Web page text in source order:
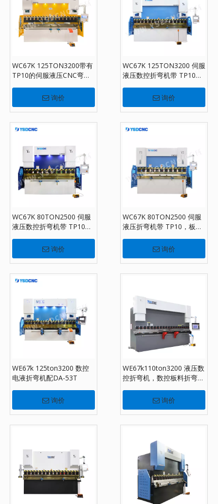
WC67K 125TON3200带有
TP10的伺服液压CNC弯曲
询价
WC67K 125TON3200 伺服
液压数控折弯机带 TP10，
询价
WC67K 80TON2500 伺服
液压数控折弯机带 TP10，
询价
WC67K 80TON2500 伺服
液压折弯机带 TP10，板材
询价
WE67k 125ton3200 数控
电液折弯机配DA-53T
询价
WE67k110ton3200 液压数
控折弯机，数控板料折弯机
询价